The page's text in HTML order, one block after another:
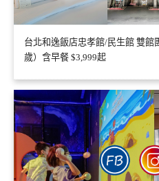
台北和逸飯店忠孝館/民生館 雙館
歲）含早餐 $3,999起